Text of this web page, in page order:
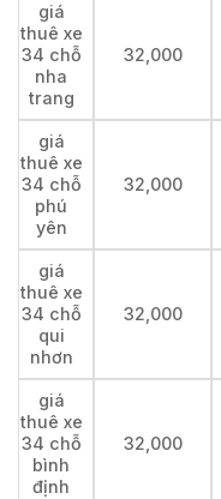
giá
thuê xe
34 chỗ
nha
trang
32,000
giá
thuê xe
34 chỗ
phú
yên
32,000
giá
thuê xe
34 chỗ
qui
nhơn
32,000
giá
thuê xe
34 chỗ
bình
định
32,000